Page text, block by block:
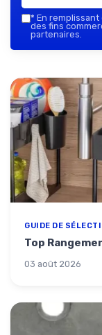
* En remplissant
des fins
partenaires.
GUIDE DE
Top
03 août 2026